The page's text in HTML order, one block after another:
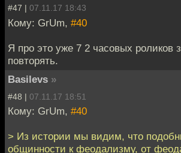
#47 | 07.11.17 18:43
Кому: GrUm, #40
Я про это уже 7 2 часовых роликов
повторять.
Basilevs »
#48 | 07.11.17 18:51
Кому: GrUm, #40
> Из истории мы видим, что
общинности к феодализму, от